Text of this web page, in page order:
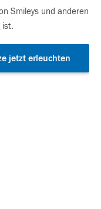
Smileys und anderen
ist.
jetzt erleuchten